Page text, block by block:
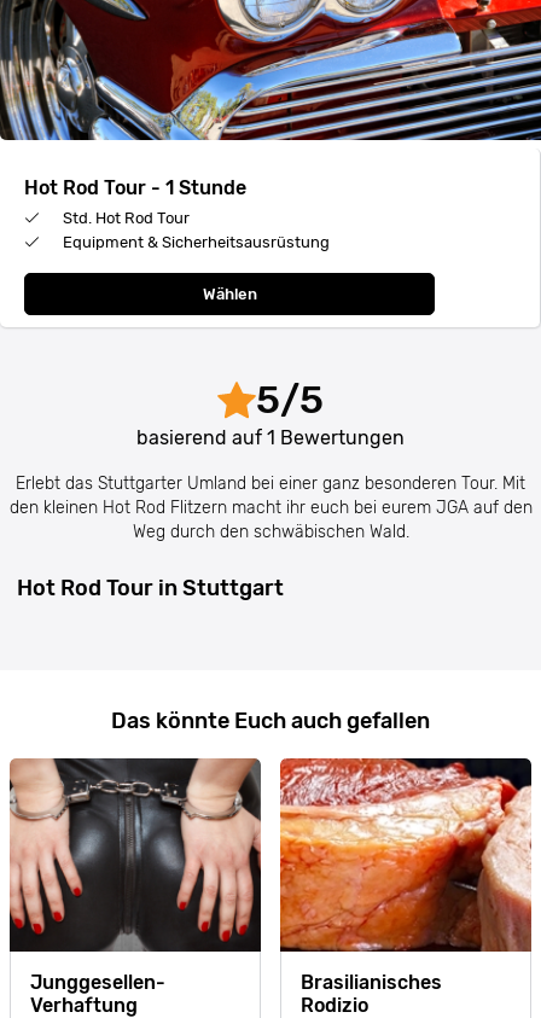
Hot Rod Tour - 1 Stunde
Std. Hot Rod Tour
Equipment & Sicherheitsausrüstung
Wählen
5/5
basierend auf 1 Bewertungen
Erlebt das Stuttgarter Umland bei einer ganz besonderen Tour. Mit
den kleinen Hot Rod Flitzern macht ihr euch bei eurem JGA auf den
Weg durch den schwäbischen Wald.
Hot Rod Tour in Stuttgart
Das könnte Euch auch gefallen
Junggesellen-
Verhaftung
Brasilianisches
Rodizio